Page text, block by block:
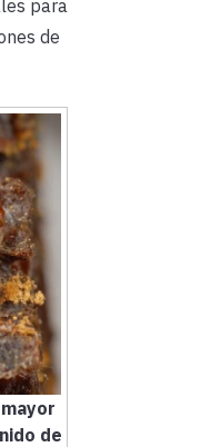
para
de
de